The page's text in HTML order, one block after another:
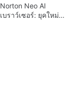
Norton Neo AI
เบราว์เซอร์: ยุคใหม่